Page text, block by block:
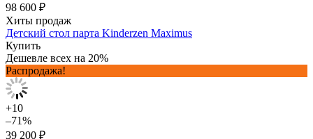
98 600 ₽
Хиты продаж
Детский стол парта Kinderzen Maximus
Купить
Дешевле всех на 20%
Распродажа!
+10
–71%
39 200 ₽